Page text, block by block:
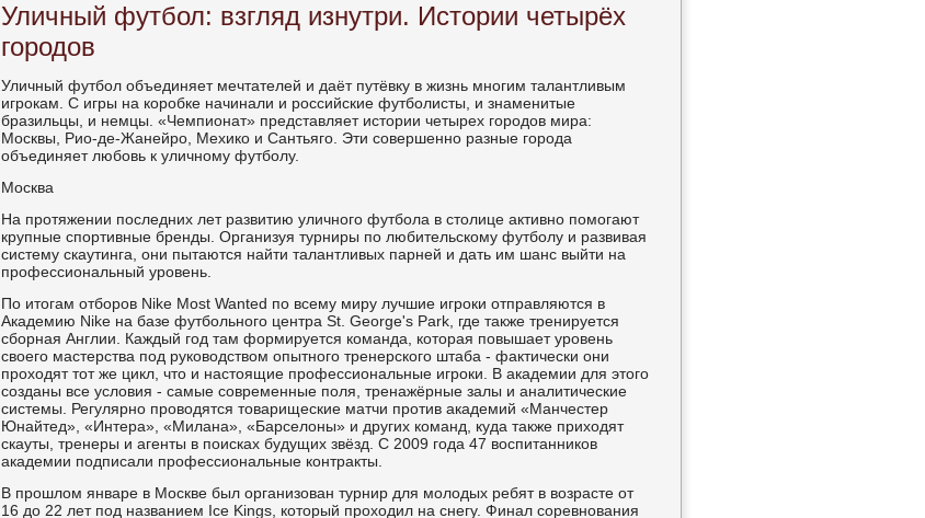
Уличный футбол: взгляд изнутри. Истории четырёх
городов
Уличный футбол объединяет мечтателей и даёт путёвку в жизнь многим талантливым
игрокам. С игры на коробке начинали и российские футболисты, и знаменитые
бразильцы, и немцы. «Чемпионат» представляет истории четырех городов мира:
Москвы, Рио-де-Жанейро, Мехико и Сантьяго. Эти совершенно разные города
объединяет любовь к уличному футболу.
Москва
На протяжении последних лет развитию уличного футбола в столице активно помогают
крупные спортивные бренды. Организуя турниры по любительскому футболу и развивая
систему скаутинга, они пытаются найти талантливых парней и дать им шанс выйти на
профессиональный уровень.
По итогам отборов Nike Most Wanted по всему миру лучшие игроки отправляются в
Академию Nike на базе футбольного центра St. George's Park, где также тренируется
сборная Англии. Каждый год там формируется команда, которая повышает уровень
своего мастерства под руководством опытного тренерского штаба - фактически они
проходят тот же цикл, что и настоящие профессиональные игроки. В академии для этого
созданы все условия - самые современные поля, тренажёрные залы и аналитические
системы. Регулярно проводятся товарищеские матчи против академий «Манчестер
Юнайтед», «Интера», «Милана», «Барселоны» и других команд, куда также приходят
скауты, тренеры и агенты в поисках будущих звёзд. С 2009 года 47 воспитанников
академии подписали профессиональные контракты.
В прошлом январе в Москве был организован турнир для молодых ребят в возрасте от
16 до 22 лет под названием Ice Kings, который проходил на снегу. Финал соревнования